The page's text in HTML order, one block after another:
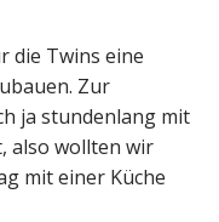
die Twins eine
Zur
ja stundenlang mit
also wollten wir
mit einer Küche